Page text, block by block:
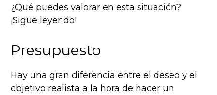
¿Qué puedes valorar en esta situación?
¡Sigue leyendo!
Presupuesto
Hay una gran diferencia entre el deseo y el
objetivo realista a la hora de hacer un